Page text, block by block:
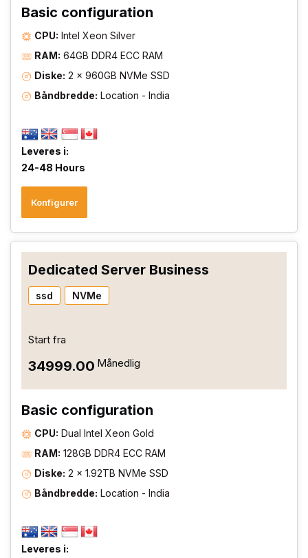
Basic configuration
CPU: Intel Xeon Silver
RAM: 64GB DDR4 ECC RAM
Diske: 2 × 960GB NVMe SSD
Båndbredde: Location - India
Leveres i:
24-48 Hours
Konfigurer
Dedicated Server Business
ssd NVMe
Start fra
₹34999.00 Månedlig
Basic configuration
CPU: Dual Intel Xeon Gold
RAM: 128GB DDR4 ECC RAM
Diske: 2 × 1.92TB NVMe SSD
Båndbredde: Location - India
Leveres i: